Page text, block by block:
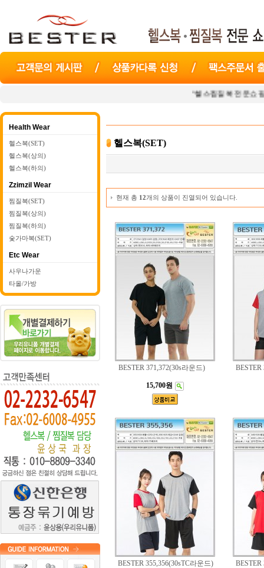
"헬스찜질복 전문쇼핑몰
Health Wear
헬스복(SET)
헬스복(상의)
헬스복(하의)
Zzimzil Wear
찜질복(SET)
찜질복(상의)
찜질복(하의)
숯가마복(SET)
Etc Wear
사우나가운
타올/가방
헬스복(SET)
현재 총 12개의 상품이 진열되어 있습니다.
BESTER 371,372(30s라운드)
15,700원
BESTER
BESTER 355,356(30sTC라운드) BESTER